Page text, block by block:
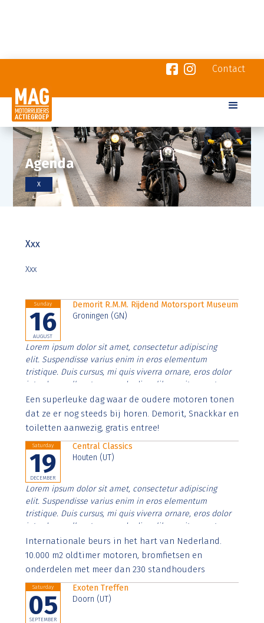
Contact
Agenda
X
Xxx
Xxx
Sunday
16
AUGUST
Demorit R.M.M. Rijdend Motorsport Museum
Groningen (GN)
Lorem ipsum dolor sit amet, consectetur adipiscing
elit. Suspendisse varius enim in eros elementum
tristique. Duis cursus, mi quis viverra ornare, eros dolor
interdum nulla, ut commodo diam libero vitae erat.
Aenean faucibus nibh et justo cursus id rutrum lorem
imperdiet. Nunc ut sem vitae risus tristique posuere.
Een superleuke dag waar de oudere motoren tonen
dat ze er nog steeds bij horen. Demorit, Snackkar en
toiletten aanwezig, gratis entree!
Saturday
19
DECEMBER
Central Classics
Houten (UT)
Lorem ipsum dolor sit amet, consectetur adipiscing
elit. Suspendisse varius enim in eros elementum
tristique. Duis cursus, mi quis viverra ornare, eros dolor
interdum nulla, ut commodo diam libero vitae erat.
Aenean faucibus nibh et justo cursus id rutrum lorem
imperdiet. Nunc ut sem vitae risus tristique posuere.
Internationale beurs in het hart van Nederland.
10.000 m2 oldtimer motoren, bromfietsen en
onderdelen met meer dan 230 standhouders
Saturday
05
SEPTEMBER
Exoten Treffen
Doorn (UT)